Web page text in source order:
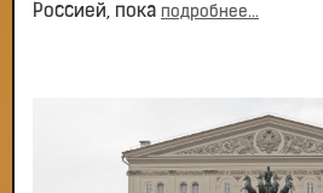
Россией, пока подробнее...